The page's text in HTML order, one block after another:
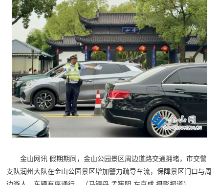
金山网讯 假期期间，金山公园景区周边道路交通拥堵，市交警
支队润州大队在金山公园景区增加警力疏导车流，保障景区门口与周